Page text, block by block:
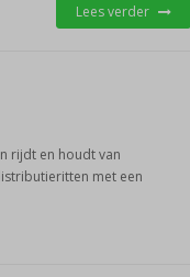
Lees verder
rijdt en houdt van
met een